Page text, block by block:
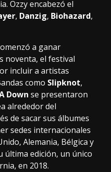
Ozzy encabezó el
, Danzig, Biohazard,
a ganar
noventa, el festival
incluir a artistas
como Slipknot,
Down se presentaron
alrededor del
de sacar sus álbumes
sedes internacionales
Alemania, Bélgica y
última edición, un único
en 2018.